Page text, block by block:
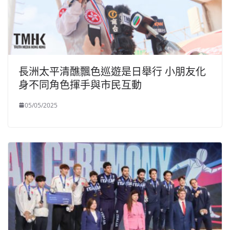
長洲太平清醮飄色巡遊是日舉行 小朋友化
身不同角色揮手與市民互動
05/05/2025